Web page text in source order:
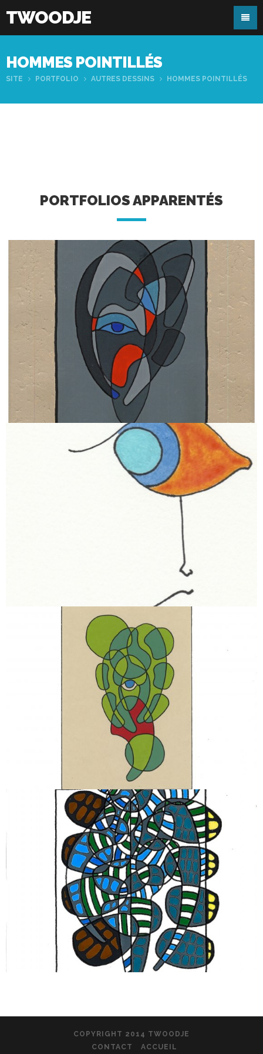
TWOODJE
HOMMES POINTILLÉS
SITE PORTFOLIO AUTRES DESSINS HOMMES POINTILLÉS
PORTFOLIOS APPARENTÉS
COPYRIGHT 2014 TWOODJE
CONTACT
ACCUEIL